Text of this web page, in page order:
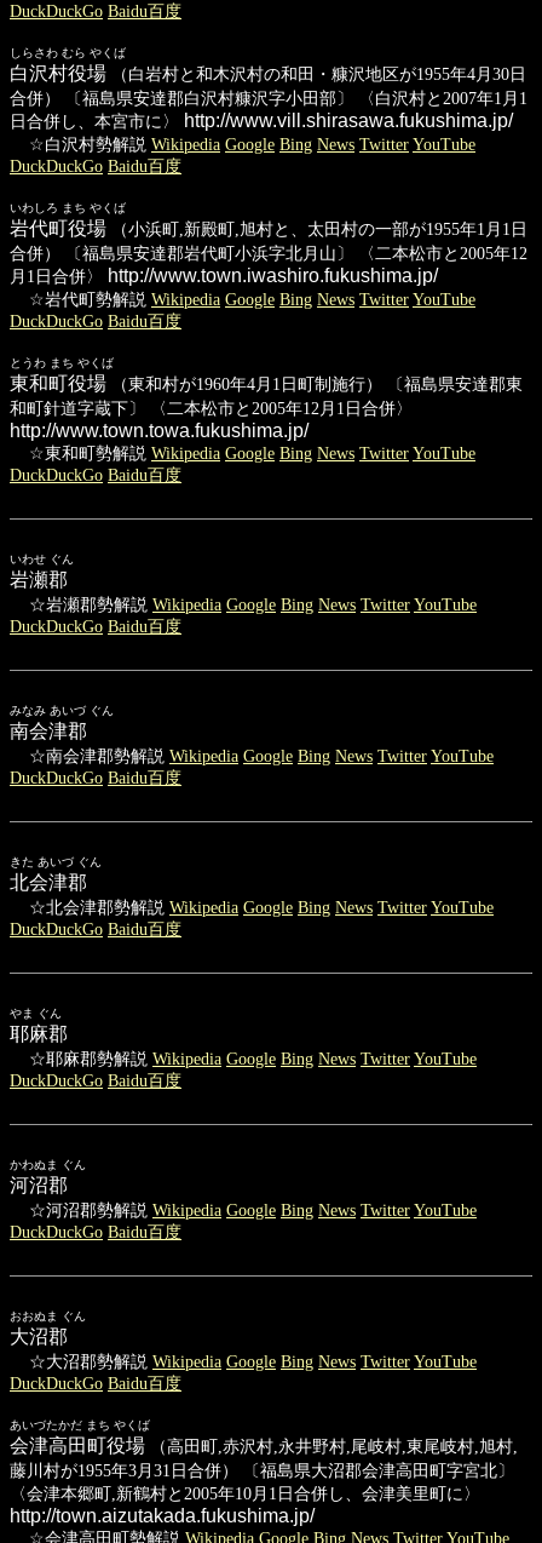
DuckDuckGo Baidu百度
しらさわ むら やくば
白沢村役場 （白岩村と和木沢村の和田・糠沢地区が1955年4月30日
合併） 〔福島県安達郡白沢村糠沢字小田部〕 〈白沢村と2007年1月1
日合併し、本宮市に〉
http://www.vill.shirasawa.fukushima.jp/
☆白沢村勢解説 Wikipedia Google Bing News Twitter YouTube
DuckDuckGo Baidu百度
いわしろ まち やくば
岩代町役場 （小浜町,新殿町,旭村と、太田村の一部が1955年1月1日
合併） 〔福島県安達郡岩代町小浜字北月山〕 〈二本松市と2005年12
月1日合併〉
http://www.town.iwashiro.fukushima.jp/
☆岩代町勢解説 Wikipedia Google Bing News Twitter YouTube
DuckDuckGo Baidu百度
とうわ まち やくば
東和町役場 （東和村が1960年4月1日町制施行） 〔福島県安達郡東
和町針道字蔵下〕 〈二本松市と2005年12月1日合併〉
http://www.town.towa.fukushima.jp/
☆東和町勢解説 Wikipedia Google Bing News Twitter YouTube
DuckDuckGo Baidu百度
いわせ ぐん
岩瀬郡
☆岩瀬郡勢解説 Wikipedia Google Bing News Twitter YouTube
DuckDuckGo Baidu百度
みなみ あいづ ぐん
南会津郡
☆南会津郡勢解説 Wikipedia Google Bing News Twitter YouTube
DuckDuckGo Baidu百度
きた あいづ ぐん
北会津郡
☆北会津郡勢解説 Wikipedia Google Bing News Twitter YouTube
DuckDuckGo Baidu百度
やま ぐん
耶麻郡
☆耶麻郡勢解説 Wikipedia Google Bing News Twitter YouTube
DuckDuckGo Baidu百度
かわぬま ぐん
河沼郡
☆河沼郡勢解説 Wikipedia Google Bing News Twitter YouTube
DuckDuckGo Baidu百度
おおぬま ぐん
大沼郡
☆大沼郡勢解説 Wikipedia Google Bing News Twitter YouTube
DuckDuckGo Baidu百度
あいづたかだ まち やくば
会津高田町役場 （高田町,赤沢村,永井野村,尾岐村,東尾岐村,旭村,
藤川村が1955年3月31日合併） 〔福島県大沼郡会津高田町字宮北〕
〈会津本郷町,新鶴村と2005年10月1日合併し、会津美里町に〉
http://town.aizutakada.fukushima.jp/
☆会津高田町勢解説 Wikipedia Google Bing News Twitter YouTube